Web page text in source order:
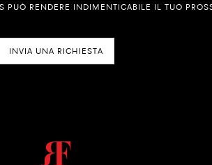
PUÒ RENDERE INDIMENTICABILE IL TUO
INVIA UNA RICHIESTA